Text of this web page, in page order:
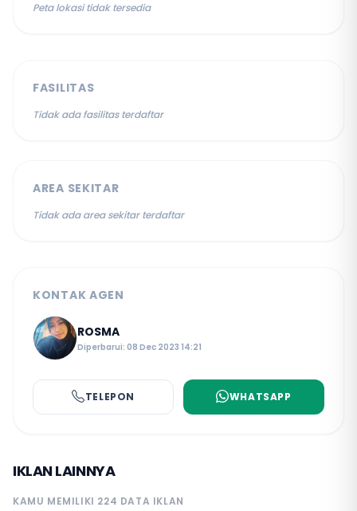
Peta lokasi tidak tersedia
FASILITAS
Tidak ada fasilitas terdaftar
AREA SEKITAR
Tidak ada area sekitar terdaftar
KONTAK AGEN
ROSMA
Diperbarui: 08 Dec 2023 14:21
TELEPON WHATSAPP
IKLAN LAINNYA
KAMU MEMILIKI 224 DATA IKLAN